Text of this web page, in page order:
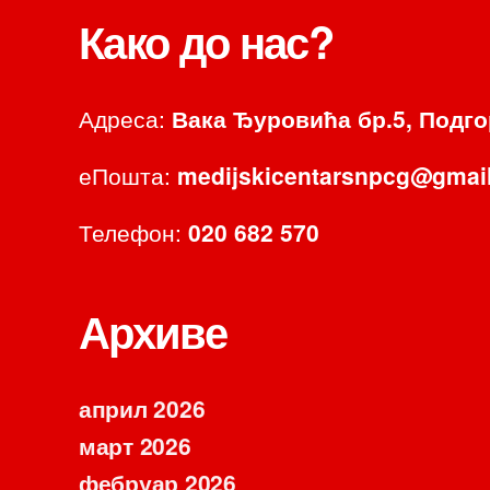
Како до нас?
Адреса: Вака Ђуровића бр.5,
еПошта:
Телефон: 020 682 570
Архиве
април 2026
март 2026
фебруар 2026